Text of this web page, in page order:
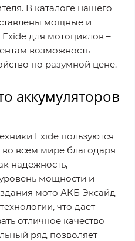
В каталоге нашего
мощные и
для мотоциклов –
возможность
по разумной цене.
аккумуляторов
Exide пользуются
всем мире благодаря
надежность,
мощности и
мото АКБ Эксайд
что дает
отличное качество
ряд позволяет